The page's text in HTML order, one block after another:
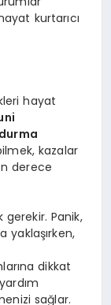
kurtarıcı
hayat
kazalar
derece
Panik,
yaklaşırken,
dikkat
sağlar.